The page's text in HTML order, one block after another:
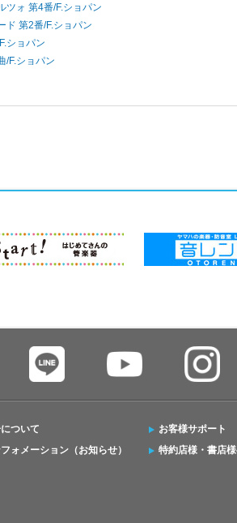
ツォ 第4番/F.ショパン
ド 第2番/F.ショパン
F.ショパン
/F.ショパン
ついて
ォメーション（お知らせ）
お客様サポート
特約店様・書店